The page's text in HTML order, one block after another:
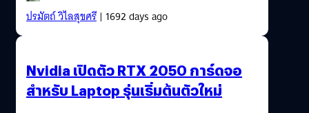
ปรมัตถ์ วิไลสุขศรี| 1692 days ago
Nvidia เปิดตัว RTX 2050 การ์ดจอ
สำหรับ Laptop รุ่นเริ่มต้นตัวใหม่